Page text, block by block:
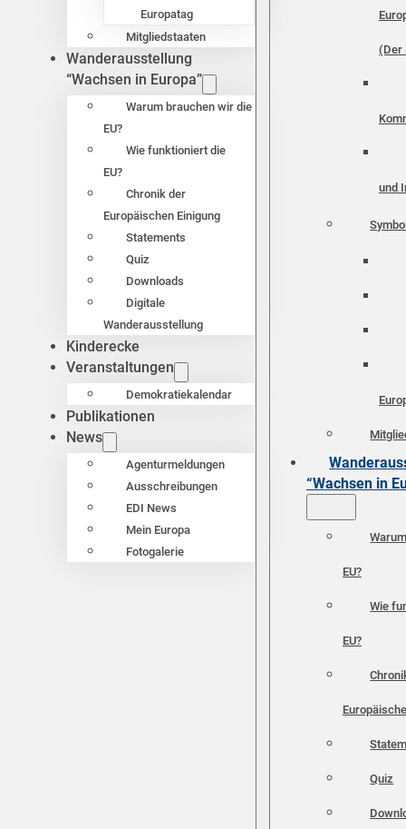
Europatag
Mitgliedstaaten
Wanderausstellung
“Wachsen in Europa”
Warum brauchen wir die
EU?
Wie funktioniert die
EU?
Chronik der
Europäischen Einigung
Statements
Quiz
Downloads
Digitale
Wanderausstellung
Kinderecke
Veranstaltungen
Demokratiekalendar
Publikationen
News
Agenturmeldungen
Ausschreibungen
EDI News
Mein Europa
Fotogalerie
(Der
und
“Wachsen in
EU?
Wie
EU?
Quiz